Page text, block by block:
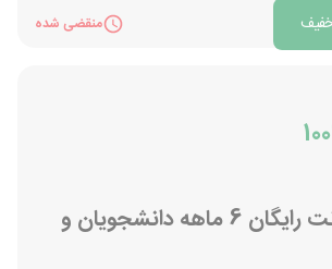
منقضی شده
30 گیگ اینترنت رایگان 6 ماهه دانشجویان و